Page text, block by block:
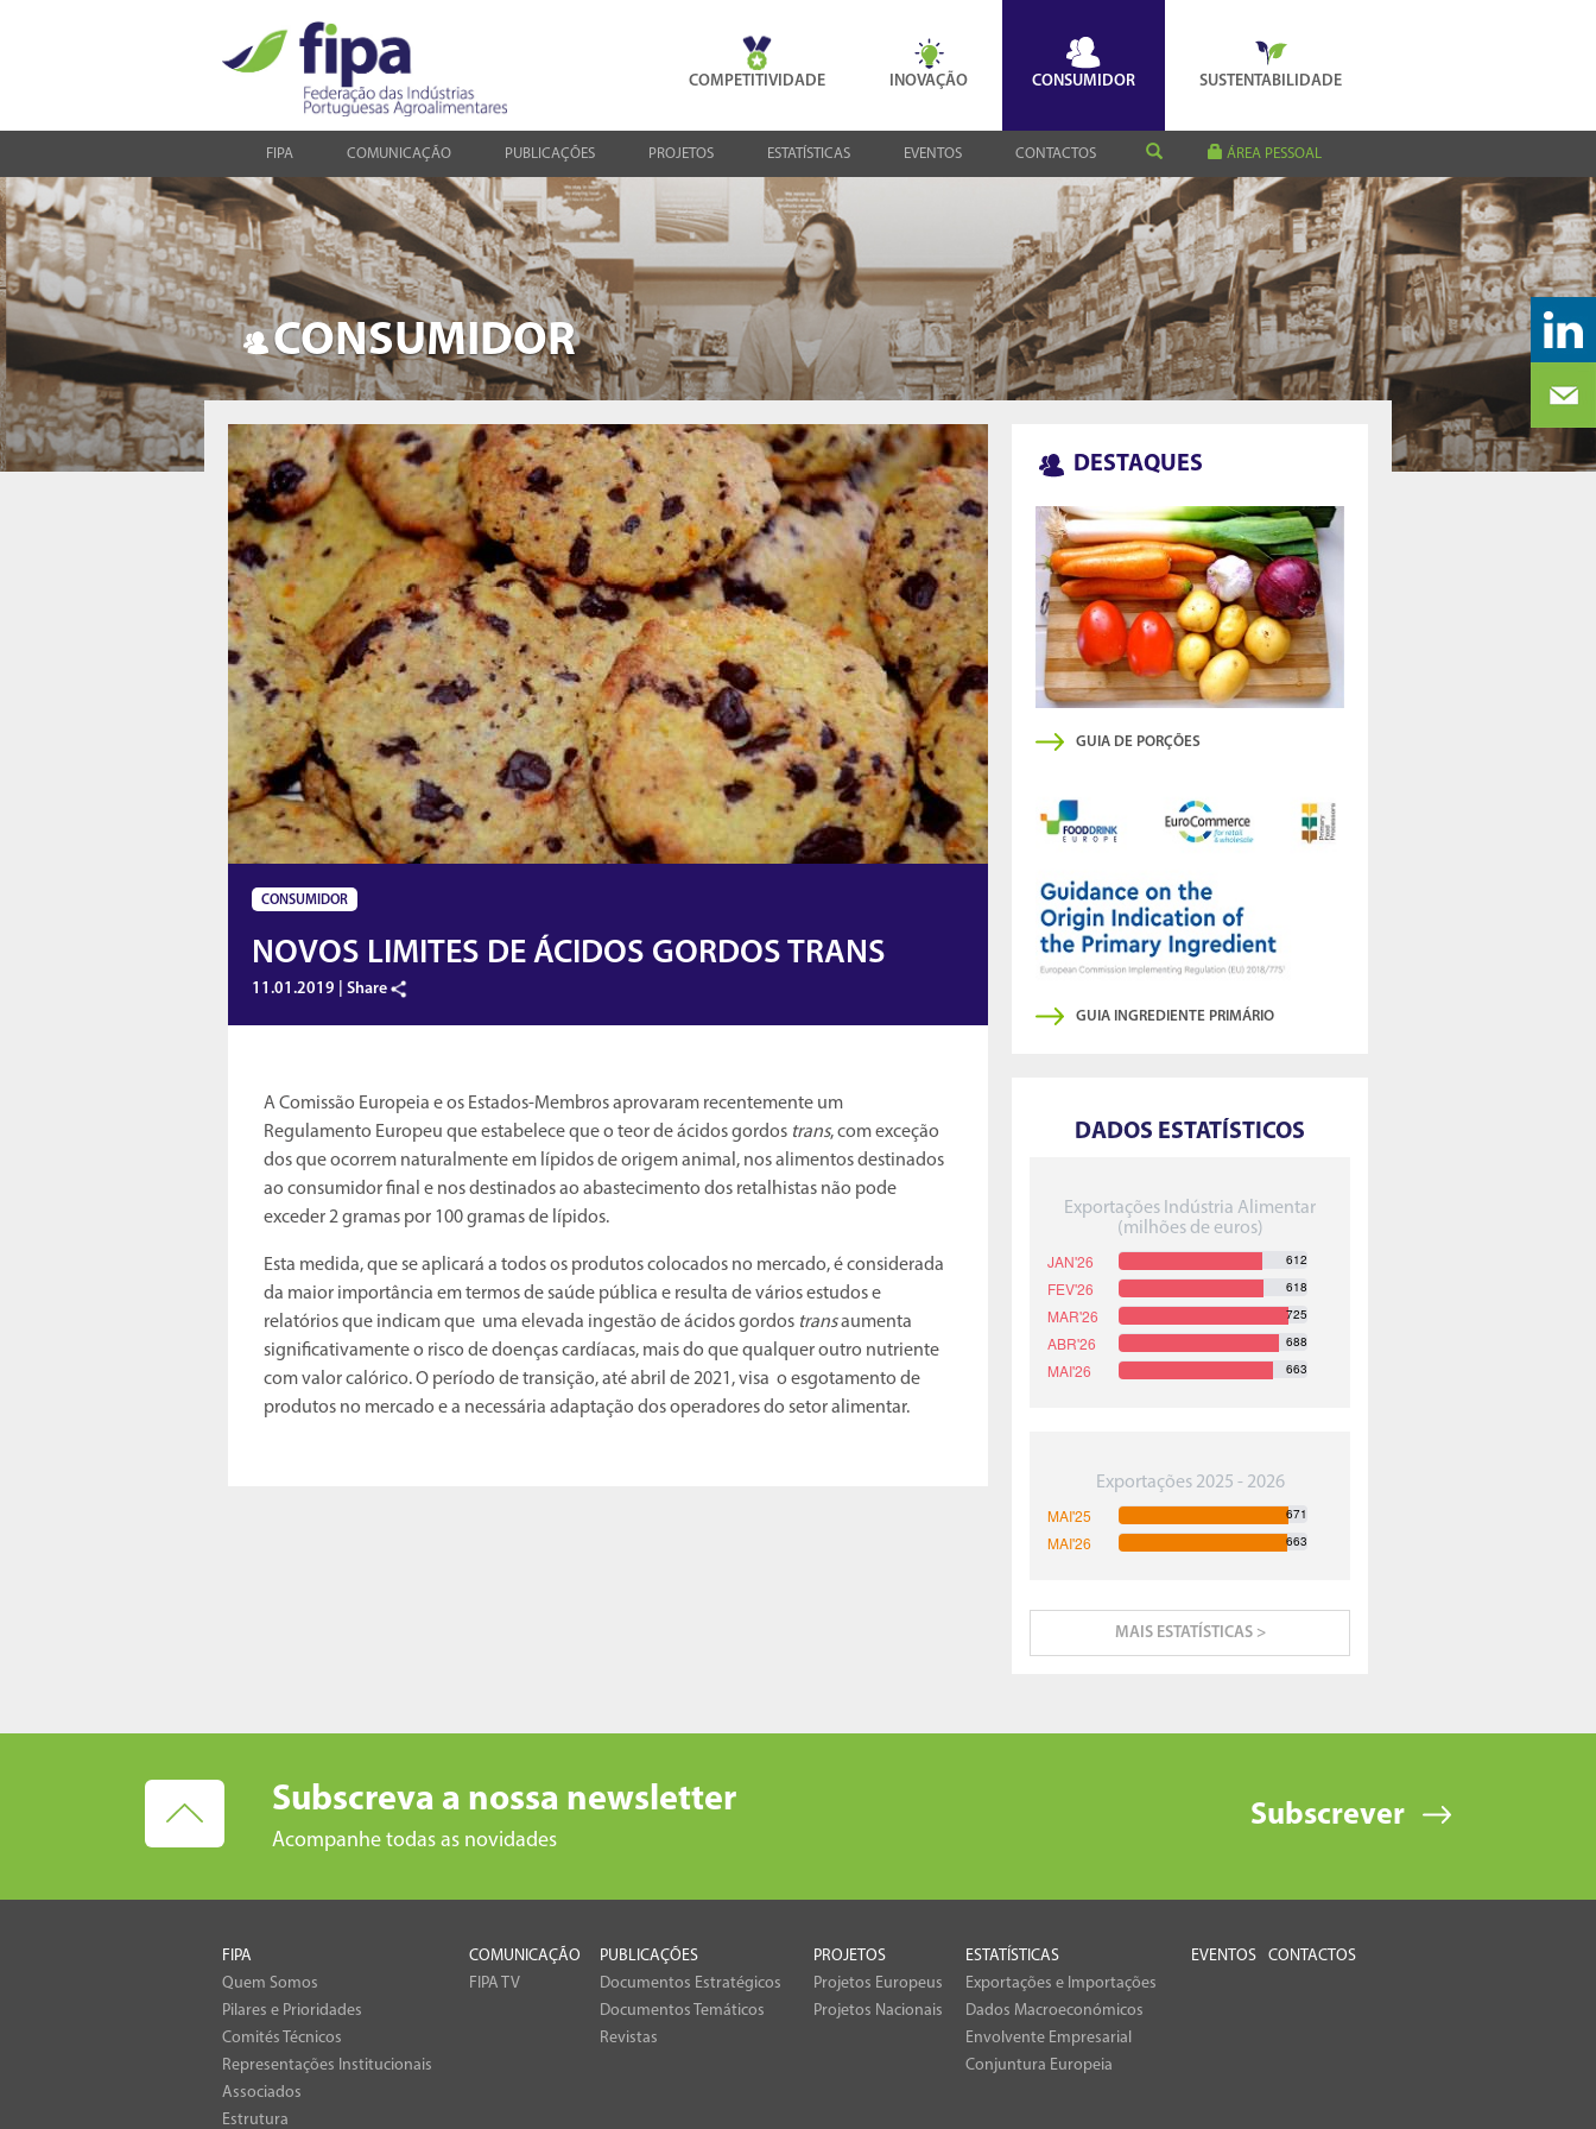
COMPETITIVIDADE INOVAÇÃO CONSUMIDOR SUSTENTABILIDADE
FIPA COMUNICAÇÃO PUBLICAÇÕES PROJETOS ESTATÍSTICAS EVENTOS CONTACTOS ÁREA PESSOAL
CONSUMIDOR
CONSUMIDOR
NOVOS LIMITES DE ÁCIDOS GORDOS TRANS
11.01.2019 | Share
A Comissão Europeia e os Estados-Membros aprovaram recentemente um
Regulamento Europeu que estabelece que o teor de ácidos gordos trans, com exceção
dos que ocorrem naturalmente em lípidos de origem animal, nos alimentos destinados
ao consumidor final e nos destinados ao abastecimento dos retalhistas não pode
exceder 2 gramas por 100 gramas de lípidos.
Esta medida, que se aplicará a todos os produtos colocados no mercado, é considerada
da maior importância em termos de saúde pública e resulta de vários estudos e
relatórios que indicam que uma elevada ingestão de ácidos gordos transaumenta
significativamente o risco de doenças cardíacas, mais do que qualquer outro nutriente
com valor calórico. O período de transição, até abril de 2021, visa o esgotamento de
produtos no mercado e a necessária adaptação dos operadores do setor alimentar.
DESTAQUES
GUIA DE PORÇÕES
GUIA INGREDIENTE PRIMÁRIO
DADOS ESTATÍSTICOS
Exportações Indústria Alimentar
(milhões de euros)
612
618
725
688
663
Exportações 2025 - 2026
671
663
MAIS ESTATÍSTICAS >
Subscreva a nossa newsletter
Acompanhe todas as novidades
Subscrever
FIPA
Quem Somos
Pilares e Prioridades
Comités Técnicos
Representações Institucionais
Associados
Estrutura
COMUNICAÇÃO
FIPA TV
PUBLICAÇÕES
Documentos Estratégicos
Documentos Temáticos
Revistas
PROJETOS
Projetos Europeus
Projetos Nacionais
ESTATÍSTICAS
Exportações e Importações
Dados Macroeconómicos
Envolvente Empresarial
Conjuntura Europeia
EVENTOS CONTACTOS